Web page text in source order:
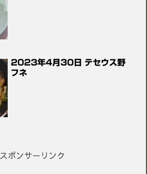
2023年4月30日 テセウス野
フネ
スポンサーリンク